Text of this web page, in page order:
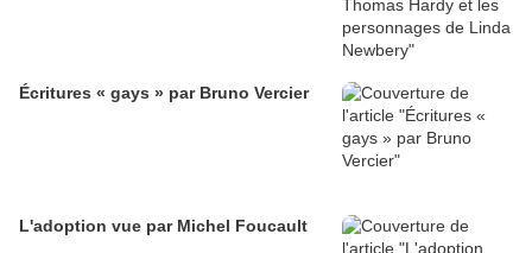
Écritures « gays » par Bruno Vercier
L'adoption vue par Michel Foucault